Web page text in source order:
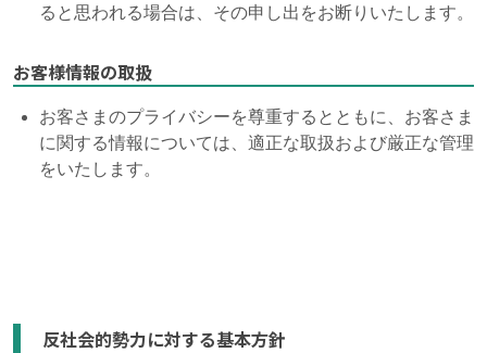
ると思われる場合は、その申し出をお断りいたします。
お客様情報の取扱
お客さまのプライバシーを尊重するとともに、お客さま
に関する情報については、適正な取扱および厳正な管理
をいたします。
反社会的勢力に対する基本方針